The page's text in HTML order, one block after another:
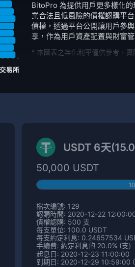
BitoPro 為提供用戶更多樣化
業合法且低風險的債權認購平
債權，透過平台公開讓用戶參
享，作為用戶資產配置與財富
* 本圖表之年化利率僅供參考，
USDT 6天
50,000 USDT
檔次編號: 129
認購時間: 2020-12-22
債權認購: 500 支
每支單位: 100.0 USDT
每支約定利息: 0.24657534
手續費: 約定利息的 20.0% (支)
起息日: 2020-12-23 11:00:00
到期日: 2020-12-29 10:59:00